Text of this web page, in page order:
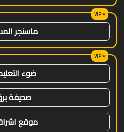
ماسنجر
ضوء
صحيفة
موقع